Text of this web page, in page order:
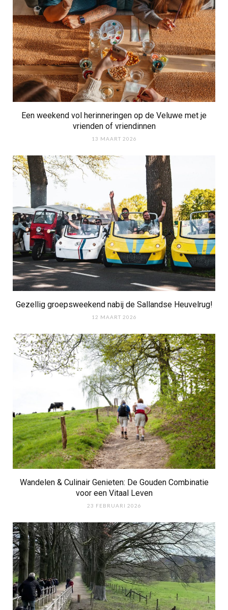
Een weekend vol herinneringen op de Veluwe met je
vrienden of vriendinnen
13 MAART 2026
Gezellig groepsweekend nabij de Sallandse Heuvelrug!
12 MAART 2026
Wandelen & Culinair Genieten: De Gouden Combinatie
voor een Vitaal Leven
23 FEBRUARI 2026